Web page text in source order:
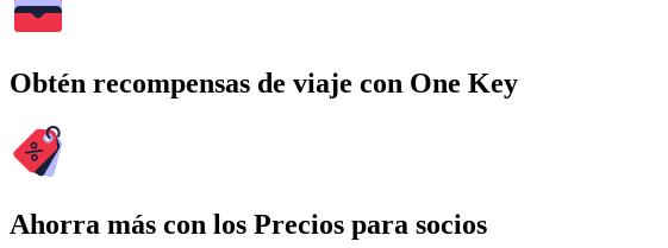
Obtén recompensas de viaje con One Key
Ahorra más con los Precios para socios